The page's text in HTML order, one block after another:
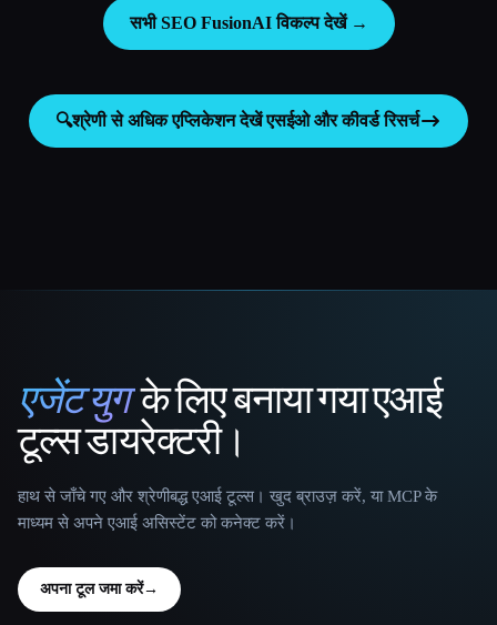
सभी SEO FusionAI विकल्प देखें →
🔍श्रेणी से अधिक एप्लिकेशन देखेंएसईओ और कीवर्ड रिसर्च
That AI Collection
एजेंट युगके लिए बनाया गया एआई
टूल्स डायरेक्टरी।
हाथ से जाँचे गए और श्रेणीबद्ध एआई टूल्स। खुद ब्राउज़ करें, या MCP के
माध्यम से अपने एआई असिस्टेंट को कनेक्ट करें।
अपना टूल जमा करें→